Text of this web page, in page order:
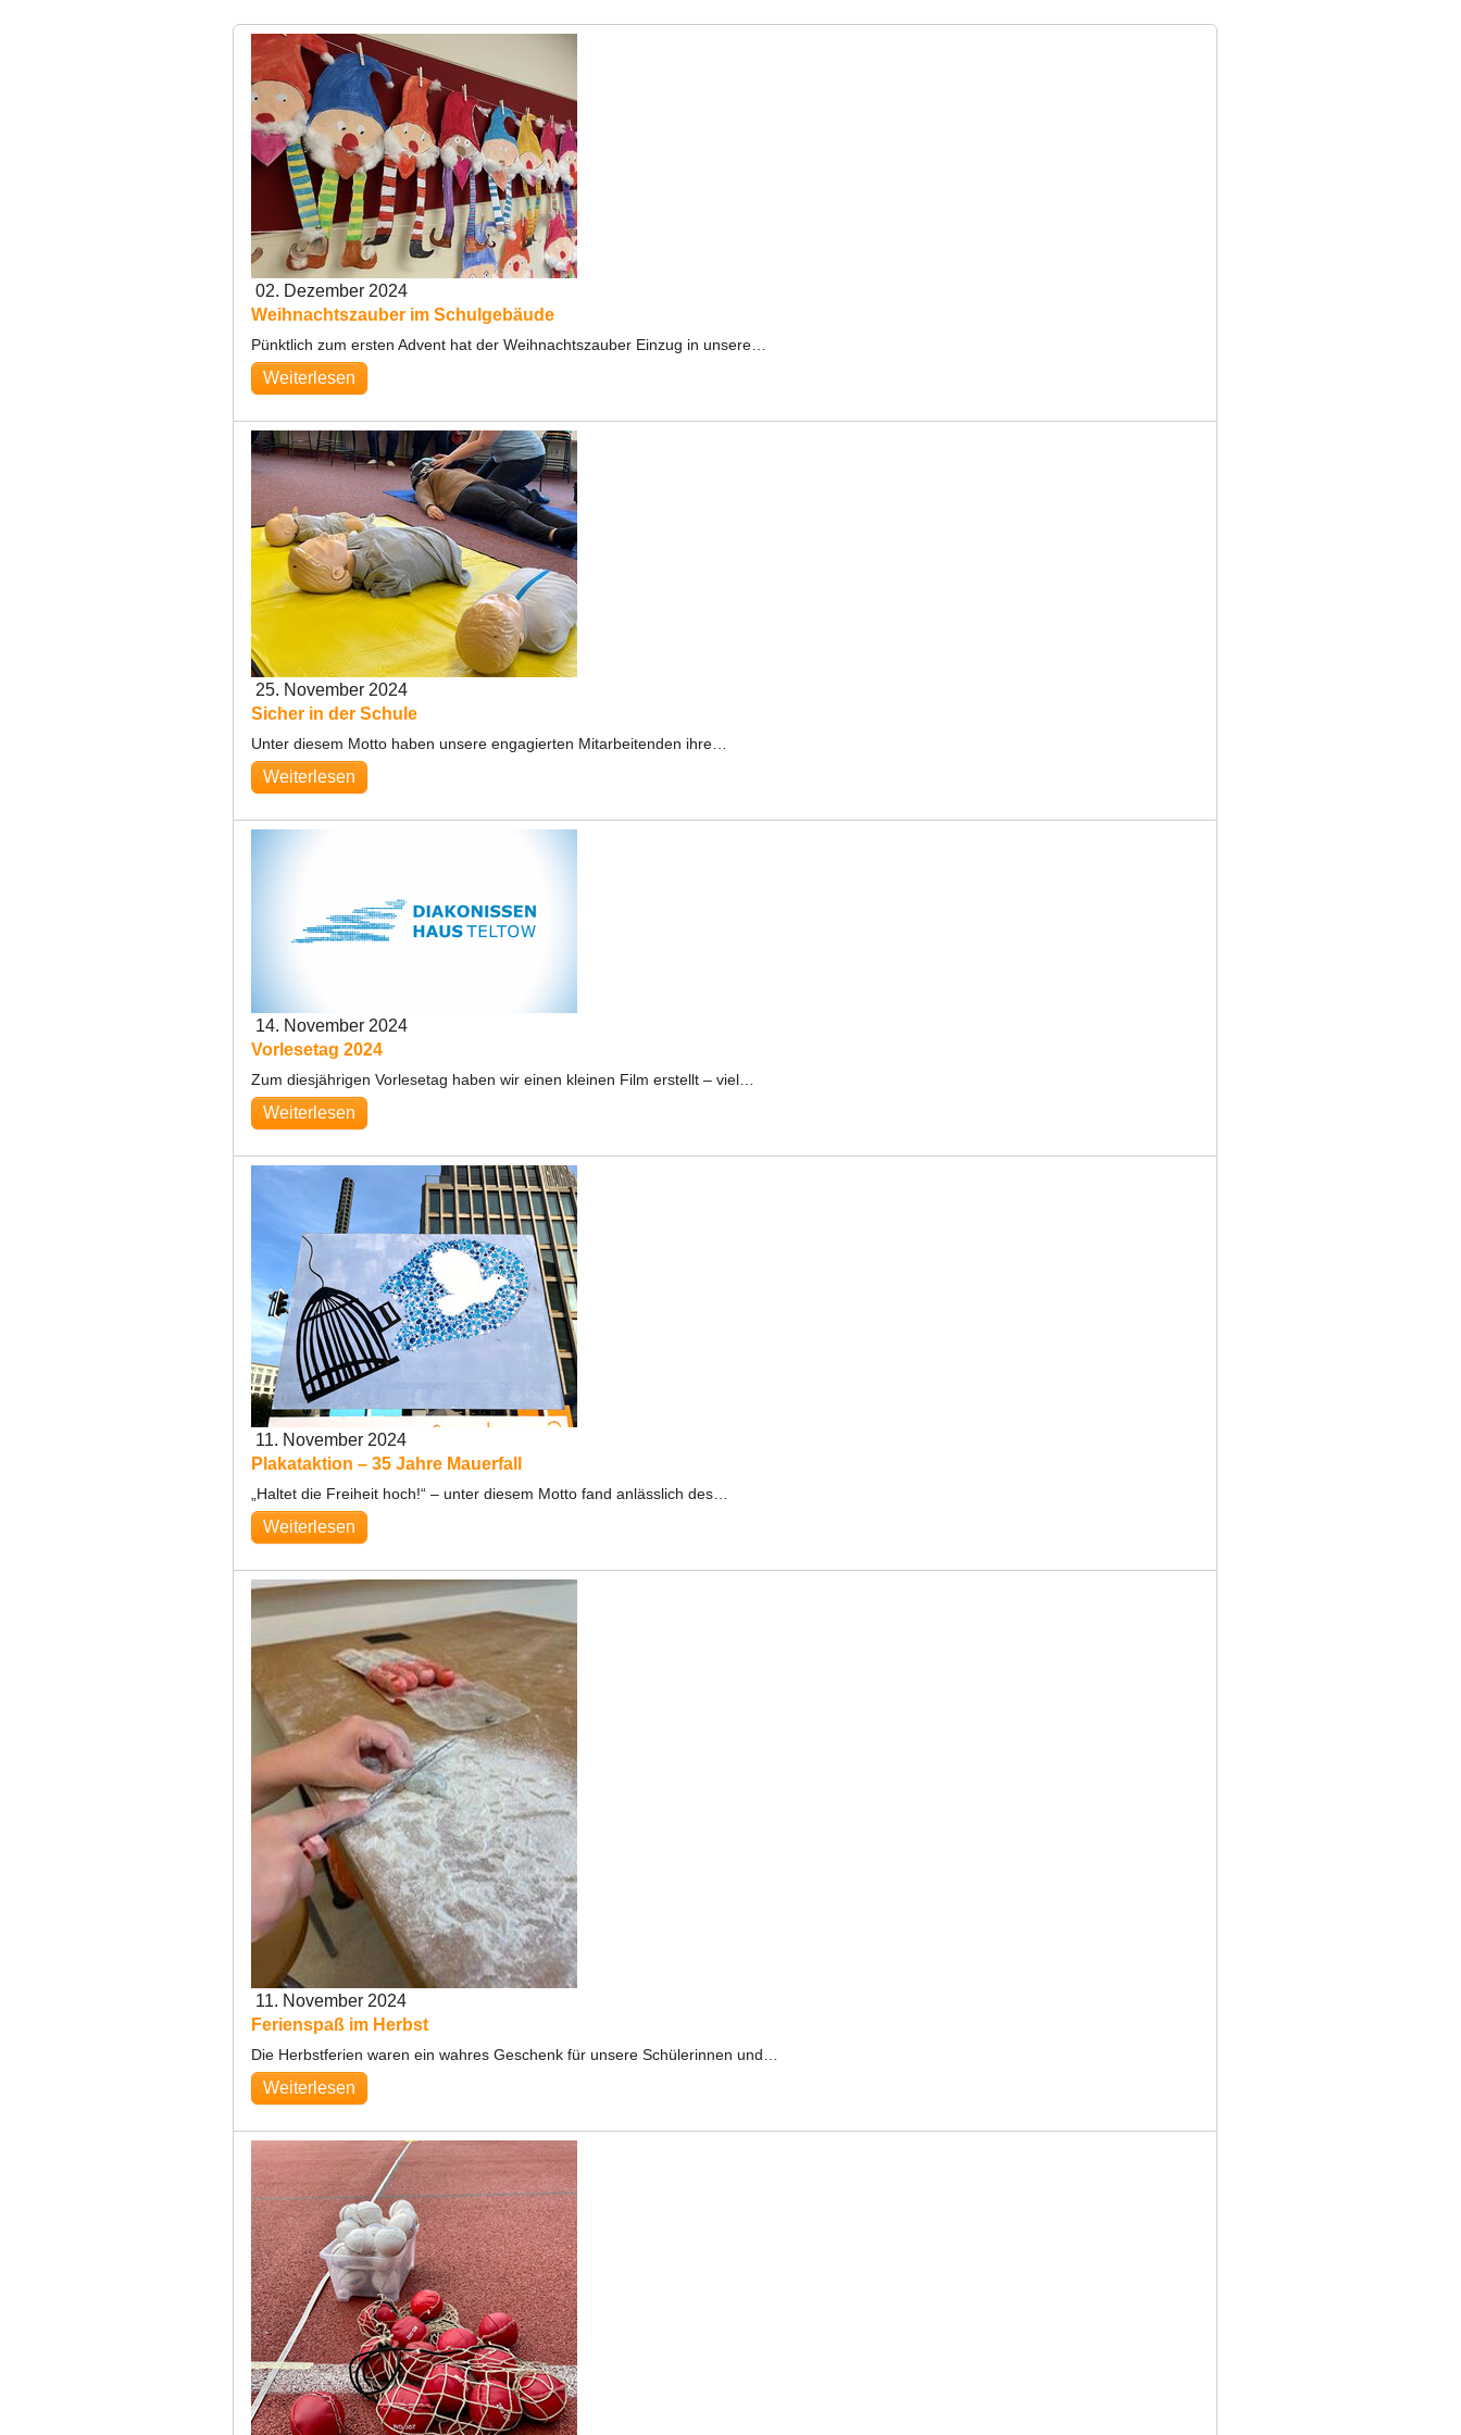
02. Dezember 2024
Weihnachtszauber im Schulgebäude
Pünktlich zum ersten Advent hat der Weihnachtszauber Einzug in unsere…
Weiterlesen
25. November 2024
Sicher in der Schule
Unter diesem Motto haben unsere engagierten Mitarbeitenden ihre…
Weiterlesen
14. November 2024
Vorlesetag 2024
Zum diesjährigen Vorlesetag haben wir einen kleinen Film erstellt – viel…
Weiterlesen
11. November 2024
Plakataktion – 35 Jahre Mauerfall
„Haltet die Freiheit hoch!“ – unter diesem Motto fand anlässlich des…
Weiterlesen
11. November 2024
Ferienspaß im Herbst
Die Herbstferien waren ein wahres Geschenk für unsere Schülerinnen und…
Weiterlesen